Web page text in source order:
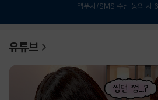
앱푸시/SMS 수신 동의 시
유튜브